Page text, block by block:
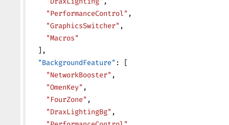
    "PerformanceControl"
,
    "GraphicsSwitcher"
,
    "Macros"
  ],
  "BackgroundFeature"
: [
    "NetworkBooster"
,
    "OmenKey"
,
    "FourZone"
,
    "DraxLightingBg"
,